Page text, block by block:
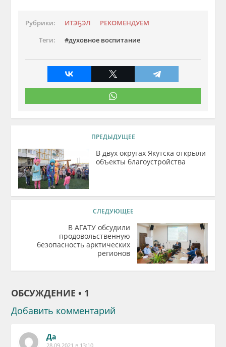
Рубрики: ИТЭҔЭЛ
РЕКОМЕНДУЕМ
Теги:
духовное воспитание
ПРЕДЫДУЩЕЕ
В двух округах Якутска открыли
объекты благоустройства
СЛЕДУЮЩЕЕ
В АГАТУ обсудили
продовольственную
безопасность арктических
регионов
ОБСУЖДЕНИЕ • 1
Добавить комментарий
Да
28.09.2021 в 13:10